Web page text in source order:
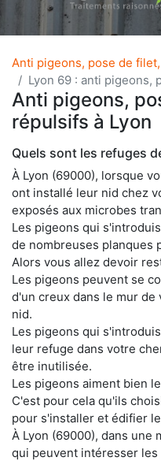
Anti pigeons, pose de
Lyon 69 : anti pigeons,
Anti pigeons,
répulsifs à Lyon
Quels sont les refuges
À Lyon (69000), lorsque
ont installé leur nid chez
exposés aux microbes
Les pigeons qui
de nombreuses planques
Alors vous allez devoir
Les pigeons peuvent se
d'un creux dans le mur
nid.
Les pigeons qui
leur refuge dans votre
être inutilisée.
Les pigeons aiment bien
C'est pour cela qu'ils
pour s'installer et édifier
À Lyon (69000), dans une
qui peuvent intéresser